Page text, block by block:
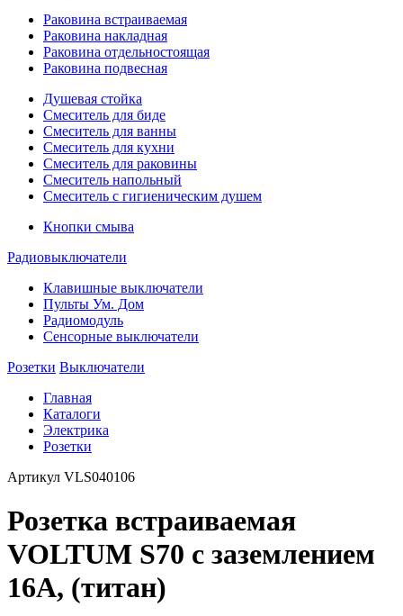
Раковина встраиваемая
Раковина накладная
Раковина отдельностоящая
Раковина подвесная
Душевая стойка
Смеситель для биде
Смеситель для ванны
Смеситель для кухни
Смеситель для раковины
Смеситель напольный
Смеситель с гигиеническим душем
Кнопки смыва
Радиовыключатели
Клавишные выключатели
Пульты Ум. Дом
Радиомодуль
Сенсорные выключатели
Розетки Выключатели
Главная
Каталоги
Электрика
Розетки
Артикул VLS040106
Розетка встраиваемая
VOLTUM S70 с заземлением
16А, (титан)